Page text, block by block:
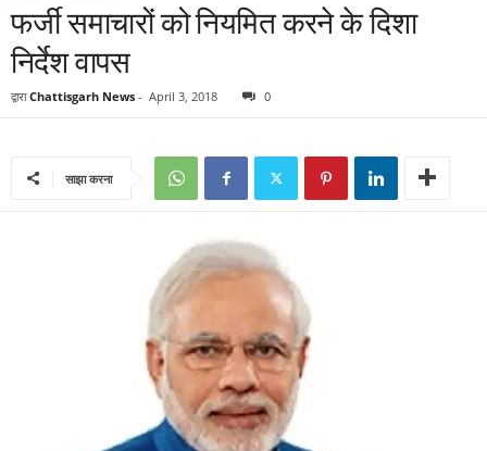
फर्जी समाचारों को नियमित करने के दिशा
निर्देश वापस
द्वारा Chattisgarh News - April 3, 2018 0
साझा करना